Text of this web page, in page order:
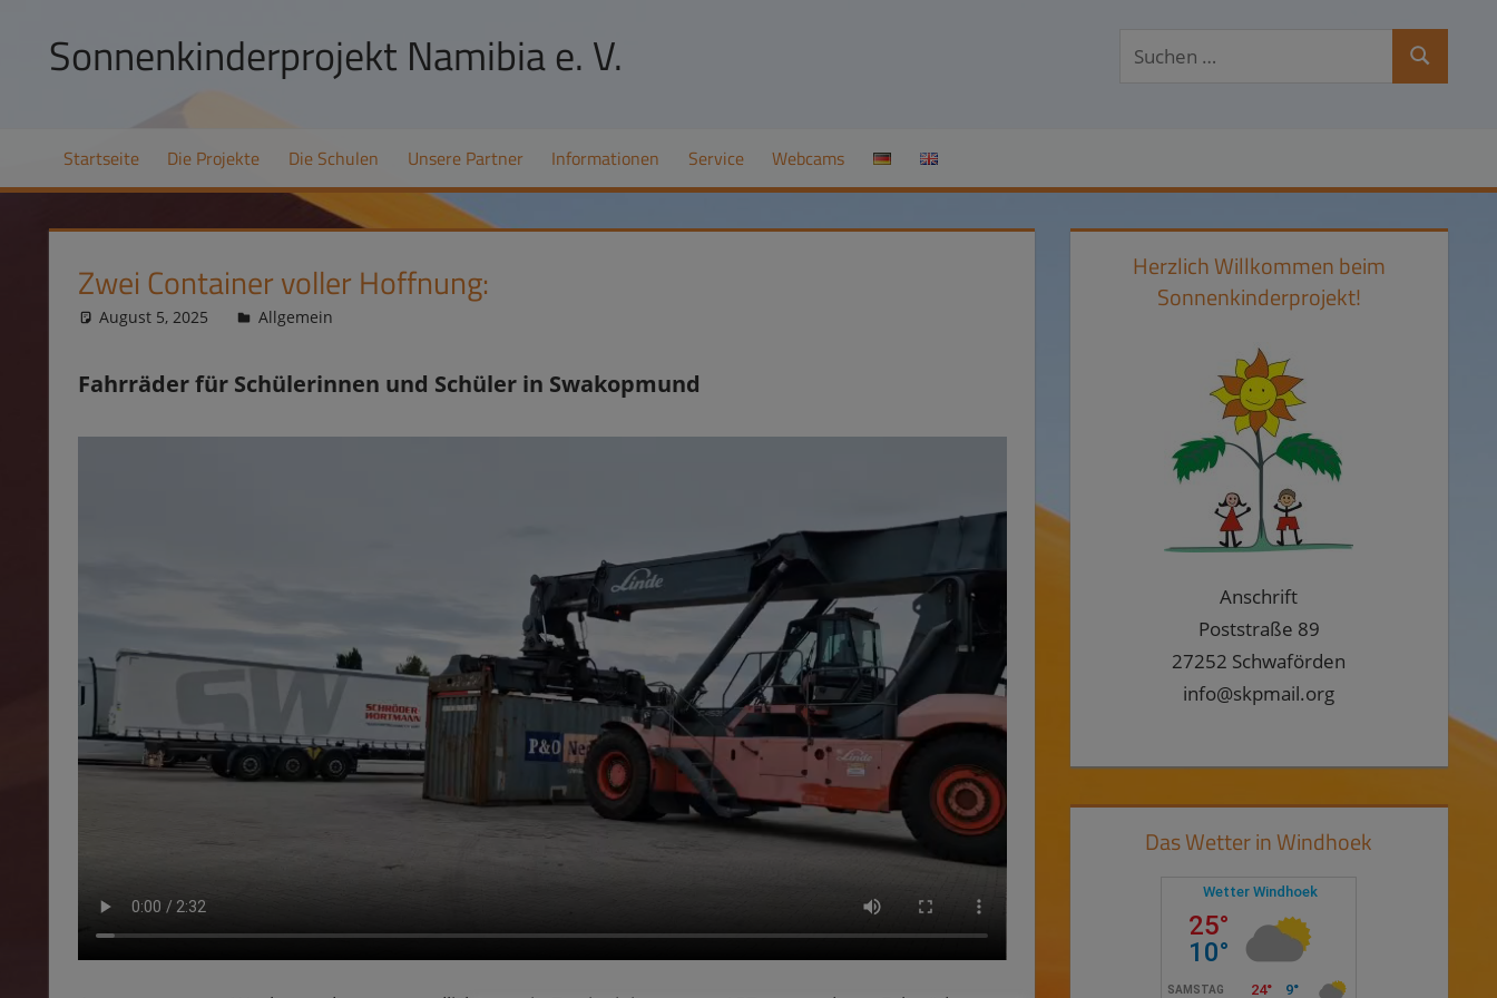
springenSonnenkinderprojekt Namibia e. V.
Selbsthilfe
und
Namibia
Suchen
Suchen
Startseite Die Projekte Die Schulen Unsere Partner Informationen Service Webcams
Zwei Container voller Hoffnung:
August 5, 2025 Bianca Küfe
Allgemein
Fahrräder für Schülerinnen und Schüler in Swakopmund
Herzlich Willkommen beim
Sonnenkinderprojekt!
Anschrift
Poststraße 89
27252 Schwaförden
info@skpmail.org
Das Wetter in Windhoek